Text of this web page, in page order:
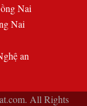
Nai
Nai
an
All Rights